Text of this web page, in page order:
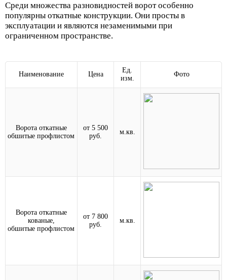
Среди множества разновидностей ворот особенно
популярны откатные конструкции. Они просты в
эксплуатации и являются незаменимыми при
ограниченном пространстве.
Наименование Цена
Ед.
изм.
Фото
Ворота откатные
обшитые профлистом
от 5 500
руб.
м.кв.
Ворота откатные
кованые,
обшитые профлистом
от 7 800
руб.
м.кв.